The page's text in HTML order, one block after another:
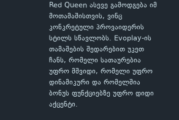
Red Queen ასევე გამოდგება იმ
მოთამაშისთვის, ვინც
კონკრეტული პროვაიდერის
სტილს სწავლობს. Evoplay-ის
თამაშების შედარებით უკეთ
ჩანს, რომელი სათაურებია
უფრო მშვიდი, რომელი უფრო
დინამიკური და რომელშია
ბონუს ფუნქციებზე უფრო დიდი
აქცენტი.